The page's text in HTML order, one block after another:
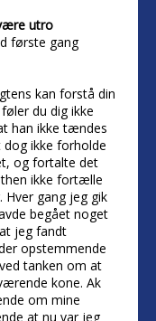
utro
første gang
kan forstå din
du dig ikke
han ikke tændes
dog ikke forholde
og fortalte det
ikke fortælle
gang jeg gik
begået noget
jeg fandt
opstemmende
tanken om at
kone. Ak
om mine
at nu var jeg